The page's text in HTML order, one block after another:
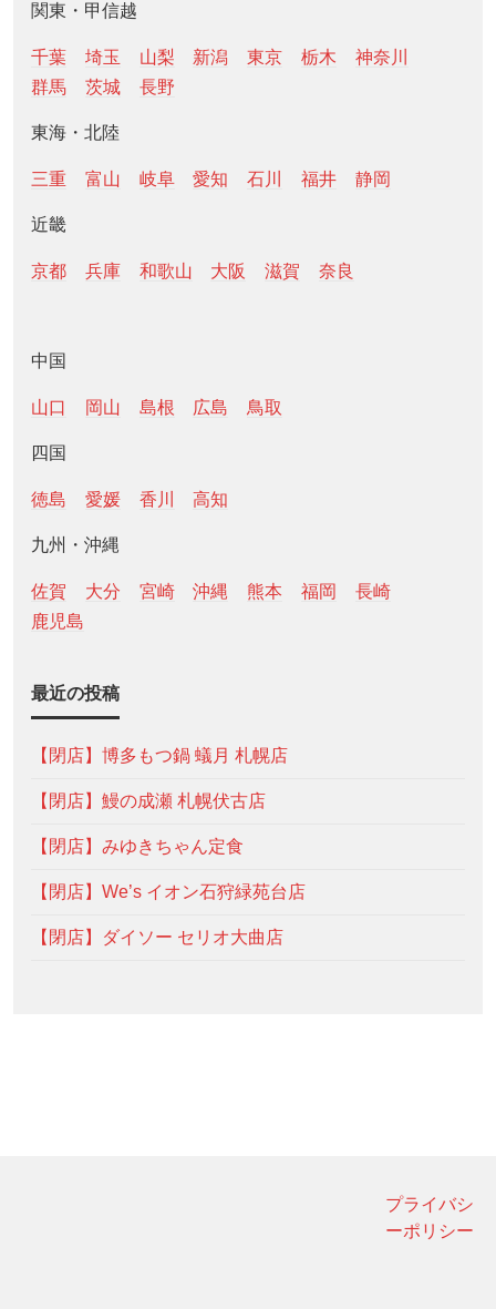
関東・甲信越
千葉 埼玉 山梨 新潟 東京 栃木
神奈川
群馬
茨城 長野
東海・北陸
三重 富山 岐阜 愛知 石川 福井 静岡
近畿
京都 兵庫 和歌山 大阪 滋賀 奈良
中国
山口 岡山 島根 広島 鳥取
四国
徳島 愛媛 香川 高知
九州・沖縄
佐賀 大分 宮崎 沖縄 熊本 福岡
長崎
鹿児島
最近の投稿
【閉店】博多もつ鍋 蟻月 札幌店
【閉店】鰻の成瀬 札幌伏古店
【閉店】みゆきちゃん定食
【閉店】We’s イオン石狩緑苑台店
【閉店】ダイソー セリオ大曲店
プライバシ
ーポリシー